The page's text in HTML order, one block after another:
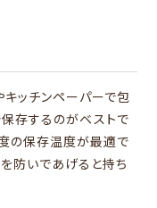
ッチンペーパーで包
存するのがベストで
の保存温度が最適で
防いであげると持ち